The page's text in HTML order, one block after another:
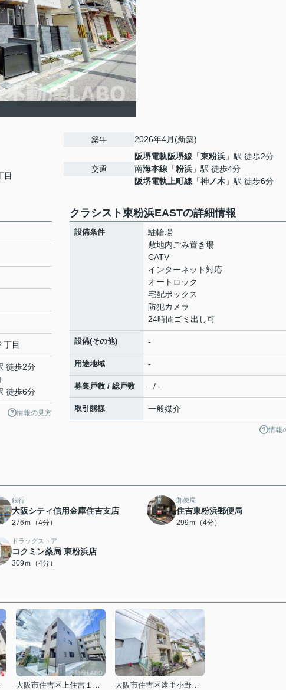
目
築年 2026年4月(新築)
交通
阪堺電軌阪堺線 「東粉浜 」駅 徒歩2分
南海本線 「粉浜 」駅 徒歩4分
阪堺電軌上町線 「神ノ木 」駅 徒歩6分
丁目
徒歩2分
徒歩6分
情報の見方
クラシスト東粉浜EASTの詳細情報
設備条件
駐輪場
敷地内ごみ置き場
CATV
インターネット対応
オートロック
宅配ボックス
防犯カメラ
24時間ゴミ出し可
設備(その他) -
用途地域 -
募集戸数 / 総戸数 - / -
取引態様 一般媒介
情報
銀行
大阪シティ信用金庫住吉支店
276ｍ（4分）
郵便局
住吉東粉浜郵便局
299ｍ（4分）
ドラッグストア
コクミン薬局 東粉浜店
309ｍ（4分）
目
大阪市住吉区上住吉１丁目
大阪市住吉区遠里小野１丁目